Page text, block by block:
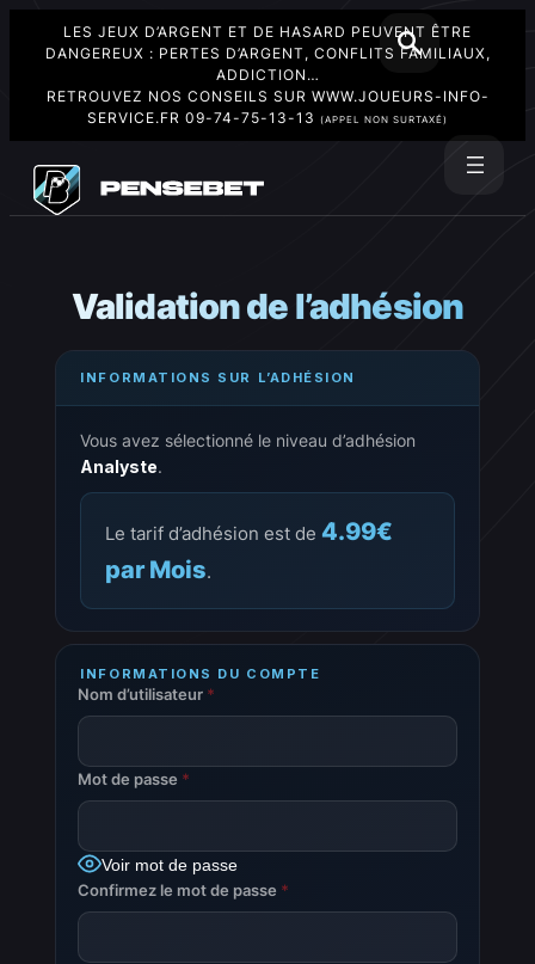
LES JEUX D’ARGENT ET DE HASARD PEUVENT ÊTRE
DANGEREUX : PERTES D’ARGENT, CONFLITS FAMILIAUX,
ADDICTION…
RETROUVEZ NOS CONSEILS SUR WWW.JOUEURS-INFO-
SERVICE.FR 09-74-75-13-13 (APPEL NON SURTAXÉ)
contenu
Validation de l’adhésion
INFORMATIONS SUR L’ADHÉSION
Vous avez sélectionné le niveau d’adhésion
Analyste.
Le tarif d’adhésion est de 4.99€
par Mois.
INFORMATIONS DU COMPTE
Nom d’utilisateur *
Mot de passe *
Voir mot de passe
Confirmez le mot de passe *